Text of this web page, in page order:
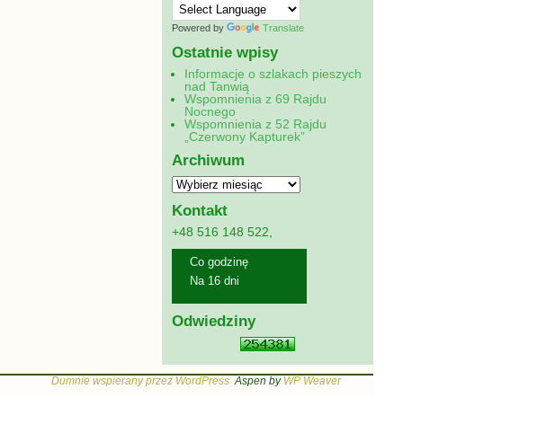
Powered by Translate
Ostatnie wpisy
Informacje o szlakach pieszych
nad Tanwią
Wspomnienia z 69 Rajdu
Nocnego
Wspomnienia z 52 Rajdu
„Czerwony Kapturek”
Archiwum
Kontakt
+48 516 148 522,
Co godzinę
Na 16 dni
Odwiedziny
Dumnie wspierany przez WordPress Aspen by WP Weaver